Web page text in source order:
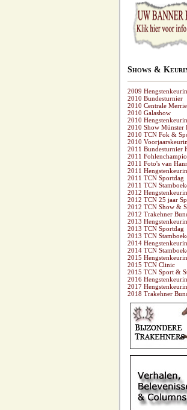
Shows &
2009
2010 Bundesturnier
2010 Centrale
2010 Galashow
2010
2010 Show Münster
2010 TCN Fok &
2010
2011 Bundesturnier
2011
2011 Foto's van
2011
2011 TCN Sportdag
2011 TCN
2012
2012 TCN 25 jaar
2012 TCN Show &
2012 Trakehner
2013
2013 TCN Sportdag
2013 TCN
2014
2014 TCN
2015
2015 TCN Clinic
2015 TCN Sport &
2016
2017
2018 Trakehner